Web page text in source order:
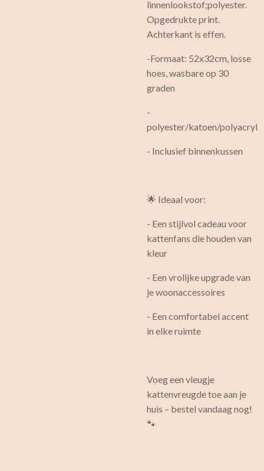
linnenlookstof;polyester.
Opgedrukte print.
Achterkant is effen.
-Formaat: 52x32cm, losse
hoes, wasbare op 30
graden
-
polyester/katoen/polyacryl
- Inclusief binnenkussen
🌟 Ideaal voor:
- Een stijlvol cadeau voor
kattenfans die houden van
kleur
- Een vrolijke upgrade van
je woonaccessoires
- Een comfortabel accent
in elke ruimte
Voeg een vleugje
kattenvreugde toe aan je
huis – bestel vandaag nog!
🐾